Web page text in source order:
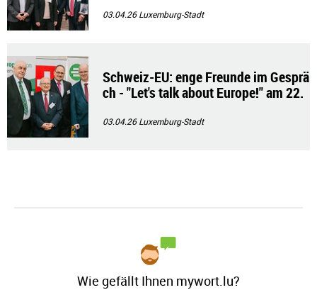
03.04.26Luxemburg-Stadt
Schweiz-EU: enge Freunde im Gesprä
ch - "Let's talk about Europe!" am 22.
03.04.26Luxemburg-Stadt
Wie gefällt Ihnen mywort.lu?